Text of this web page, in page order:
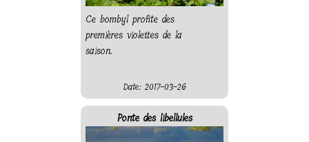
Ce bombyl profite des
premières violettes de la
saison.
Date: 2017-03-26
Ponte des libellules